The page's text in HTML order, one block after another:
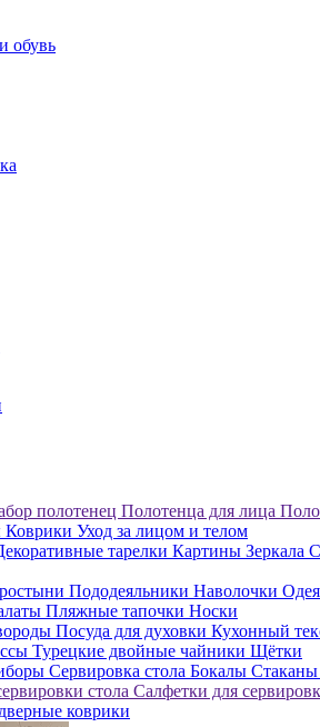
обувь
полотенец Полотенца для лица
Коврики Уход за лицом и телом
тарелки Картины Зеркала
Пододеяльники Наволочки
Пляжные тапочки Носки
Посуда для духовки Кухонный
Турецкие двойные чайники Щётки
Сервировка стола Бокалы Стаканы
стола Салфетки для
коврики